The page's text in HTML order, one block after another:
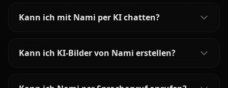
Kann ich mit Nami per KI chatten?
Kann ich KI-Bilder von Nami erstellen?